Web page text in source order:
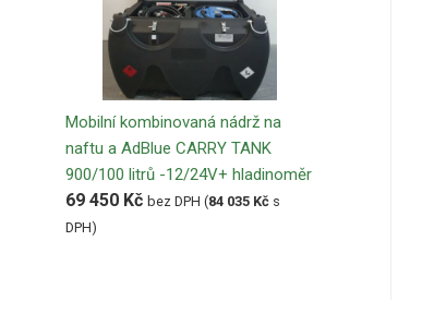
Mobilní kombinovaná nádrž na
naftu a AdBlue CARRY TANK
900/100 litrů -12/24V+ hladinoměr
69 450 Kč bez DPH (84 035 Kč s
DPH)